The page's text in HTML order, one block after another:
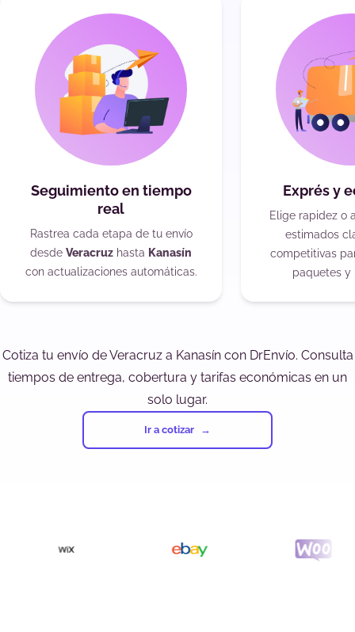
Seguimiento en tiempo
real
Rastrea cada etapa de tu envío
desde Veracruz hasta Kanasín
con actualizaciones automáticas.
Exprés y
Elige rapidez o
estimados
competitivas
paquetes y
Cotiza tu envío de Veracruz a Kanasín con DrEnvío. Consulta
tiempos de entrega, cobertura y tarifas económicas en un
solo lugar.
Ir a cotizar